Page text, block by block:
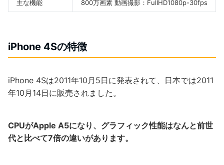
主な機能 800万画素 動画撮影：FullHD1080p-30fps
iPhone 4Sの特徴
iPhone 4Sは2011年10月5日に発表されて、日本では2011
年10月14日に販売されました。
CPUがApple A5になり、グラフィック性能はなんと前世
代と比べて7倍の違いがあります。